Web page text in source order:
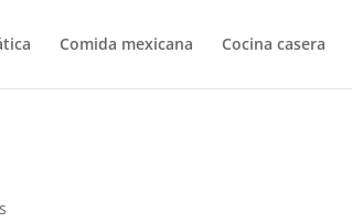
Comida mexicana Cocina casera